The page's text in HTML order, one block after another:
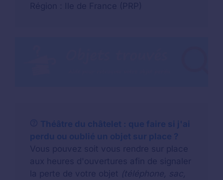
Théâtre du châtelet : que faire si j'ai
perdu ou oublié un objet sur place ?
Vous pouvez soit vous rendre sur place
aux heures d'ouvertures afin de signaler
la perte de votre objet (téléphone, sac,